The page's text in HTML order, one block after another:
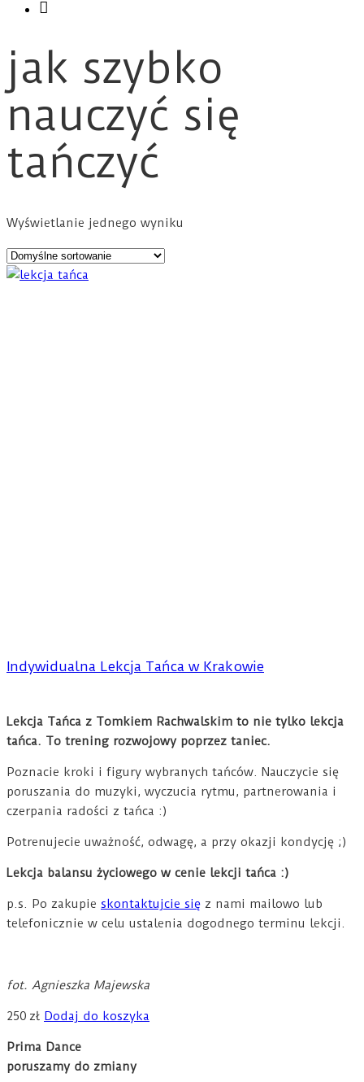
jak szybko
nauczyć się
tańczyć
Wyświetlanie jednego wyniku
Indywidualna Lekcja Tańca w Krakowie
Lekcja Tańca z Tomkiem Rachwalskim to nie tylko lekcja
tańca. To trening rozwojowy poprzez taniec.
Poznacie kroki i figury wybranych tańców. Nauczycie się
poruszania do muzyki, wyczucia rytmu, partnerowania i
czerpania radości z tańca :)
Potrenujecie uważność, odwagę, a przy okazji kondycję ;)
Lekcja balansu życiowego w cenie lekcji tańca :)
p.s. Po zakupie skontaktujcie się z nami mailowo lub
telefonicznie w celu ustalenia dogodnego terminu lekcji.
fot. Agnieszka Majewska
250 zł Dodaj do koszyka
Prima Dance
poruszamy do zmiany